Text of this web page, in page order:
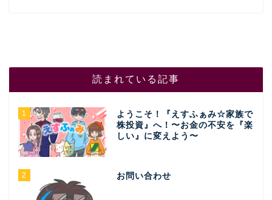
読まれている記事
1
ようこそ！『えすふぁみ☆家族で
株投資』へ！〜お金の不安を『楽
しい』に変えよう〜
2 お問い合わせ